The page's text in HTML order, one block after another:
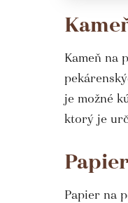
Kameň na
je možné
ktorý je
Papier na